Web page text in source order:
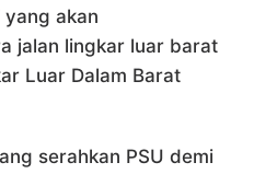
yang akan
jalan lingkar luar barat
Luar Dalam Barat
serahkan PSU demi